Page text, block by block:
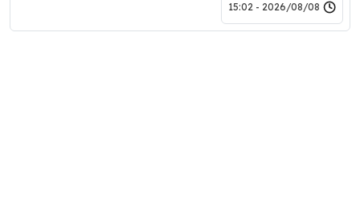
2026/08/08 - 15:02